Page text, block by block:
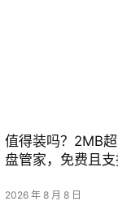
值得装吗？2MB
盘管家，免费且
2026 年 8 月 8 日